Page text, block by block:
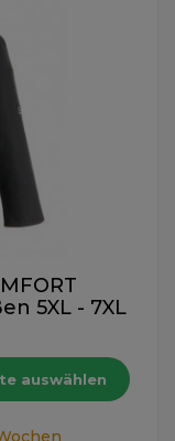
5XL - 7XL
auswählen